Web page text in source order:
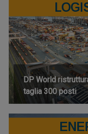
DP World
taglia 300 posti